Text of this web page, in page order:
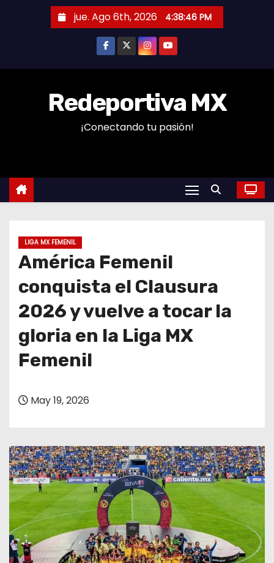
n
jue. Ago 6th, 2026 4:38:47 PM
Redeportiva MX
¡Conectando tu pasión!
LIGA MX FEMENIL
América Femenil
conquista el Clausura
2026 y vuelve a tocar la
gloria en la Liga MX
Femenil
May 19, 2026